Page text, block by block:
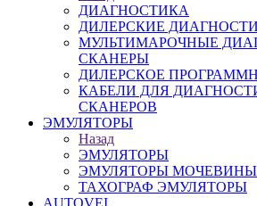
ДИАГНОСТИКА
ДИЛЕРСКИЕ
МУЛЬТИМАРОЧНЫЕ
СКАНЕРЫ
ДИЛЕРСКОЕ
КАБЕЛИ ДЛЯ
СКАНЕРОВ
ЭМУЛЯТОРЫ
Назад
ЭМУЛЯТОРЫ
ЭМУЛЯТОРЫ МОЧЕВИНЫ
ТАХОГРАФ ЭМУЛЯТОРЫ
AUTOVEI